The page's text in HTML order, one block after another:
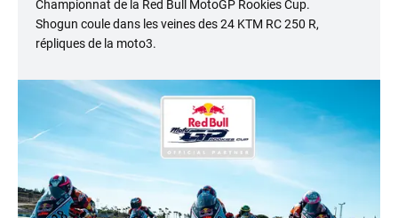
Championnat de la Red Bull MotoGP Rookies Cup.
Shogun coule dans les veines des 24 KTM RC 250 R,
répliques de la moto3.